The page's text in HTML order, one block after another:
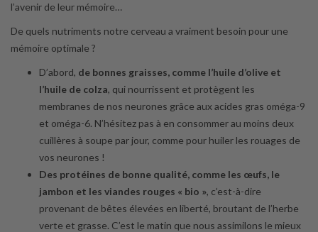
l’avenir de leur mémoire…
De quels nutriments notre cerveau a vraiment besoin pour une
mémoire optimale ?
D’abord, de bonnes graisses, comme l’huile d’olive et
l’huile de colza, qui nourrissent et protègent les
membranes de nos neurones grâce aux acides gras oméga-9
et oméga-6. N’hésitez pas à en consommer au moins deux
cuillères à soupe par jour, comme pour huiler les rouages de
vos neurones !
Des protéines de bonne qualité, comme les œufs, le
jambon et les viandes rouges « bio », c’est-à-dire
provenant de bêtes élevées en liberté, broutant de l’herbe
verte et grasse. C’est le matin que nous assimilons le mieux